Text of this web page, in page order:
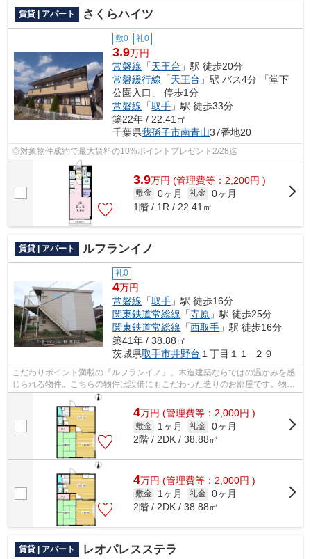
賃貸 | アパート さくらハイツ
敷0 礼0
3.9万円
常磐線 「天王台 」駅 徒歩20分
常磐緩行線 「天王台 」駅 バス4分 「堂下
公園入口」 停歩1分
常磐線 「取手 」駅 徒歩33分
築22年 / 22.41㎡
千葉県我孫子市南青山37番地20
◎対象物件成約で最大賃料の10%ポイントプレゼント2/28迄
3.9万円 (管理費等：2,200円 )
敷金 0ヶ月 礼金 0ヶ月
1階 / 1R / 22.41㎡
賃貸 | アパート ルフランイノ
礼0
4万円
常磐線 「取手 」駅 徒歩16分
関東鉄道常総線 「寺原 」駅 徒歩25分
関東鉄道常総線 「西取手 」駅 徒歩16分
築41年 / 38.88㎡
茨城県取手市井野台 １丁目１１−２９
こだわりポイント満載の『ルフランイノ』。木造建築ならではの温かみを感
じられる物件。こちらの物件は設備にもこだわった造りのお部屋です。物件
情報をお求めなら、遠慮なくアパート...
4万円 (管理費等：2,000円 )
敷金 1ヶ月 礼金 0ヶ月
2階 / 2DK / 38.88㎡
4万円 (管理費等：2,000円 )
敷金 1ヶ月 礼金 0ヶ月
2階 / 2DK / 38.88㎡
賃貸 | アパート レオパレスステラ